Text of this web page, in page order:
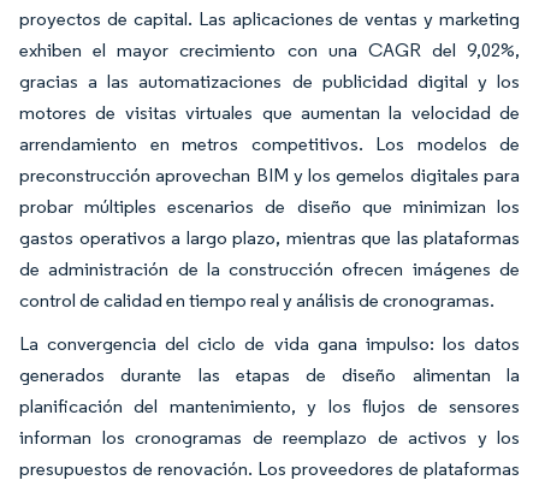
proyectos de capital. Las aplicaciones de ventas y marketing
exhiben el mayor crecimiento con una CAGR del 9,02%,
gracias a las automatizaciones de publicidad digital y los
motores de visitas virtuales que aumentan la velocidad de
arrendamiento en metros competitivos. Los modelos de
preconstrucción aprovechan BIM y los gemelos digitales para
probar múltiples escenarios de diseño que minimizan los
gastos operativos a largo plazo, mientras que las plataformas
de administración de la construcción ofrecen imágenes de
control de calidad en tiempo real y análisis de cronogramas.
La convergencia del ciclo de vida gana impulso: los datos
generados durante las etapas de diseño alimentan la
planificación del mantenimiento, y los flujos de sensores
informan los cronogramas de reemplazo de activos y los
presupuestos de renovación. Los proveedores de plataformas